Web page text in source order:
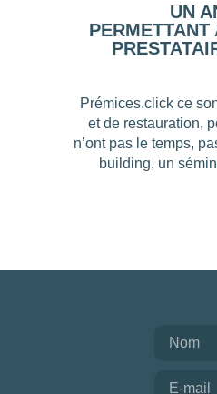
UN
Prémices.click ce
et de restauration,
n’ont pas le temps,
building, un